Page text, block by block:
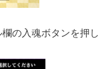
の入魂ボタンを押し